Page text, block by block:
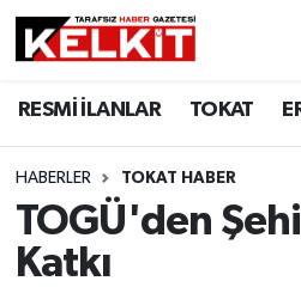
RESMİ İLANLAR TOKAT
HABERLER TOKAT HABER
TOGÜ'den
Katkı